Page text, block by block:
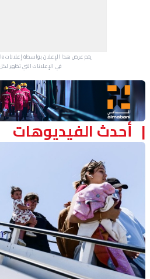
في الإعلانات التي تظهر
Advertisement Section
أحدث الفيديوهات